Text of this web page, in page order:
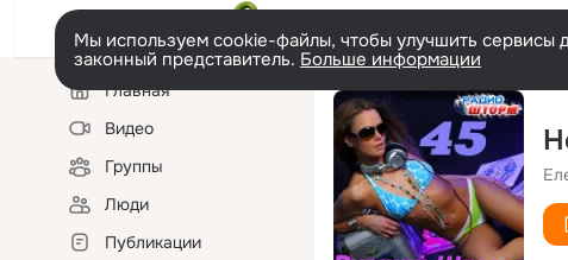
Мы используем cookie-файлы, чтобы улучшить сервисы
законный представитель. Больше информации
Левая
колонкаГлавная
Видео
Группы
Люди
Публикации